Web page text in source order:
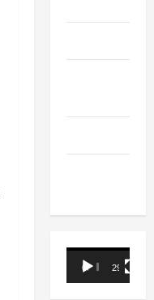
Lecteur
vidéo
00:00 29:21